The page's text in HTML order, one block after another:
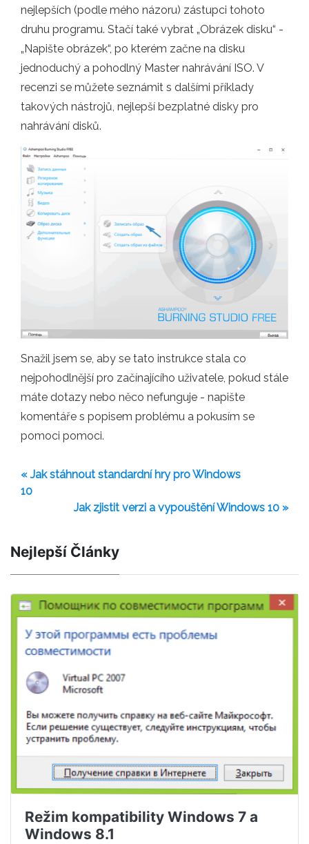
nejlepších (podle mého názoru) zástupci tohoto
druhu programu. Stačí také vybrat „Obrázek disku“ -
„Napište obrázek“, po kterém začne na disku
jednoduchý a pohodlný Master nahrávání ISO. V
recenzi se můžete seznámit s dalšími příklady
takových nástrojů, nejlepší bezplatné disky pro
nahrávání disků.
Snažil jsem se, aby se tato instrukce stala co
nejpohodlnější pro začínajícího uživatele, pokud stále
máte dotazy nebo něco nefunguje - napište
komentáře s popisem problému a pokusím se
pomoci pomoci.
« Jak stáhnout standardní hry pro Windows
10
Jak zjistit verzi a vypouštění Windows 10 »
Nejlepší Články
Režim kompatibility Windows 7 a
Windows 8.1